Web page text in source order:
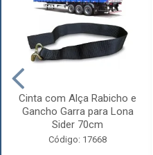
Cinta com Alça Rabicho e
Gancho Garra para Lona
Sider 70cm
Código: 17668